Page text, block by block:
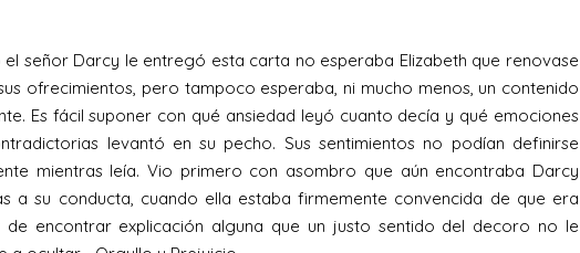
el señor Darcy le entregó esta carta no esperaba Elizabeth que renovase
ofrecimientos, pero tampoco esperaba, ni mucho menos, un contenido
Es fácil suponer con qué ansiedad leyó cuanto decía y qué emociones
levantó en su pecho. Sus sentimientos no podían definirse
mientras leía. Vio primero con asombro que aún encontraba Darcy
a su conducta, cuando ella estaba firmemente convencida de que era
de encontrar explicación alguna que un justo sentido del decoro no le